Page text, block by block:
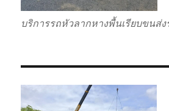
บริการรถหัวลากหางพื้นเรียบขนส่ง